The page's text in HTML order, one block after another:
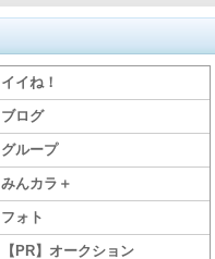
イイね！
ブログ
グループ
みんカラ＋
フォト
【PR】オークション